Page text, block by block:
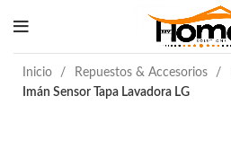
Inicio Repuestos & Accesorios
Imán Sensor Tapa Lavadora LG